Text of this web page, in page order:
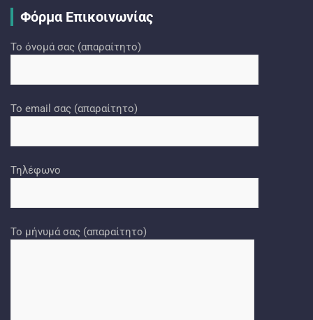
Φόρμα Επικοινωνίας
Το όνομά σας (απαραίτητο)
Το email σας (απαραίτητο)
Τηλέφωνο
Το μήνυμά σας (απαραίτητο)